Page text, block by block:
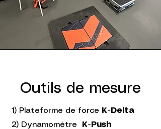
Outils de mesure
1) Plateforme de force K-Delta
2) Dynamomètre
K-Push